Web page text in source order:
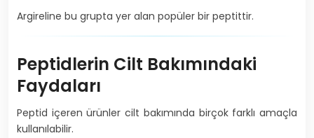
Argireline bu grupta yer alan popüler bir peptittir.
Peptidlerin Cilt Bakımındaki
Faydaları
Peptid içeren ürünler cilt bakımında birçok farklı amaçla
kullanılabilir.